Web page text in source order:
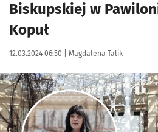
Biskupskiej w
Kopuł
Data publikacji:
12.03.2024 06:50 | Autor:
Magdalena Talik
Kliknij, aby zobaczyć galerię